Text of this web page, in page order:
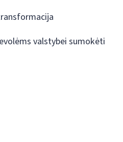
valstybei sumokėti